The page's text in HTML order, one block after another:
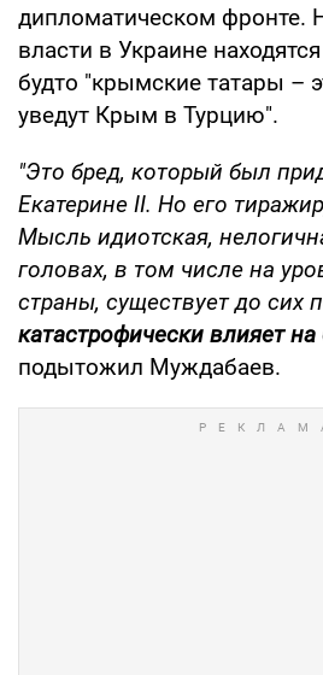
дипломатическом фронте.
власти в Украине
будто "крымские татары –
уведут Крым в Турцию".
"Это бред, который был
Екатерине II. Но его
Мысль идиотская,
головах, в том числе на
страны, существует до сих
катастрофически влияет
подытожил Муждабаев.